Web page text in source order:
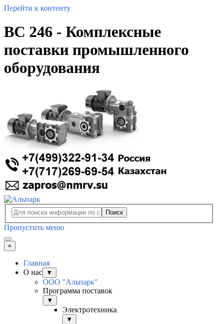
Перейти к контенту
BC 246 - Комплексные
поставки промышленного
оборудования
Поиск
Пропустить меню
×
Главная
О нас
▼
ООО "Альпарк"
Программа поставок
▼
Электротехника
▼